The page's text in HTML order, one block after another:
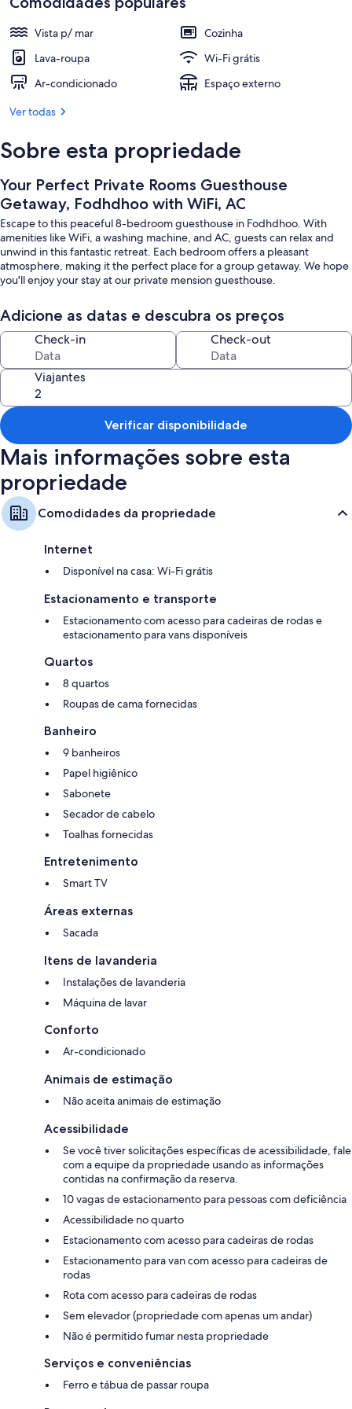
Praia
Vista p/ mar
Cozinha
Lava-roupa
Wi-Fi grátis
Ar-condicionado
Espaço externo
Ver todas
Sobre esta propriedade
Your Perfect Private Rooms Guesthouse
Getaway, Fodhdhoo with WiFi, AC
Escape to this peaceful 8-bedroom guesthouse in Fodhdhoo. With
amenities like WiFi, a washing machine, and AC, guests can relax and
unwind in this fantastic retreat. Each bedroom offers a pleasant
atmosphere, making it the perfect place for a group getaway. We hope
you'll enjoy your stay at our private mension guesthouse.
Adicione as datas e descubra os preços
Check-in Check-out
Viajantes
Verificar disponibilidade
Mais informações sobre esta
propriedade
Comodidades da propriedade
Internet
Disponível na casa: Wi-Fi grátis
Estacionamento e transporte
Estacionamento com acesso para cadeiras de rodas e
estacionamento para vans disponíveis
Quartos
8 quartos
Roupas de cama fornecidas
Banheiro
9 banheiros
Papel higiênico
Sabonete
Secador de cabelo
Toalhas fornecidas
Entretenimento
Smart TV
Áreas externas
Sacada
Itens de lavanderia
Instalações de lavanderia
Máquina de lavar
Conforto
Ar-condicionado
Animais de estimação
Não aceita animais de estimação
Acessibilidade
Se você tiver solicitações específicas de acessibilidade, fale
com a equipe da propriedade usando as informações
contidas na confirmação da reserva.
10 vagas de estacionamento para pessoas com deficiência
Acessibilidade no quarto
Estacionamento com acesso para cadeiras de rodas
Estacionamento para van com acesso para cadeiras de
rodas
Rota com acesso para cadeiras de rodas
Sem elevador (propriedade com apenas um andar)
Não é permitido fumar nesta propriedade
Serviços e conveniências
Ferro e tábua de passar roupa